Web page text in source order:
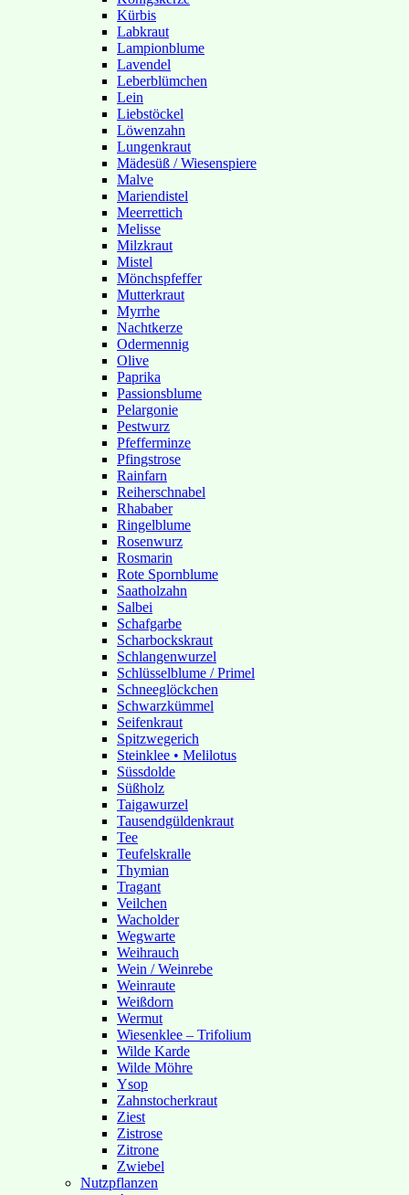
Kürbis
Labkraut
Lampionblume
Lavendel
Leberblümchen
Lein
Liebstöckel
Löwenzahn
Lungenkraut
Mädesüß / Wiesenspiere
Malve
Mariendistel
Meerrettich
Melisse
Milzkraut
Mistel
Mönchspfeffer
Mutterkraut
Myrrhe
Nachtkerze
Odermennig
Olive
Paprika
Passionsblume
Pelargonie
Pestwurz
Pfefferminze
Pfingstrose
Rainfarn
Reiherschnabel
Rhababer
Ringelblume
Rosenwurz
Rosmarin
Rote Spornblume
Saatholzahn
Salbei
Schafgarbe
Scharbockskraut
Schlangenwurzel
Schlüsselblume / Primel
Schneeglöckchen
Schwarzkümmel
Seifenkraut
Spitzwegerich
Steinklee • Melilotus
Süssdolde
Süßholz
Taigawurzel
Tausendgüldenkraut
Tee
Teufelskralle
Thymian
Tragant
Veilchen
Wacholder
Wegwarte
Weihrauch
Wein / Weinrebe
Weinraute
Weißdorn
Wermut
Wiesenklee – Trifolium
Wilde Karde
Wilde Möhre
Ysop
Zahnstocherkraut
Ziest
Zistrose
Zitrone
Zwiebel
Nutzpflanzen